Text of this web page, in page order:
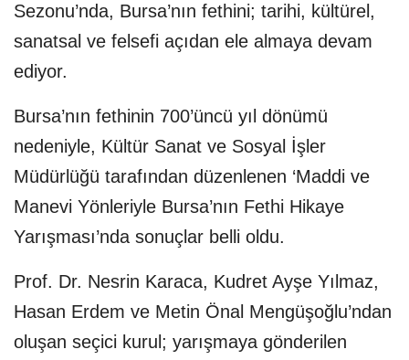
Sezonu’nda, Bursa’nın fethini; tarihi, kültürel,
sanatsal ve felsefi açıdan ele almaya devam
ediyor.
Bursa’nın fethinin 700’üncü yıl dönümü
nedeniyle, Kültür Sanat ve Sosyal İşler
Müdürlüğü tarafından düzenlenen ‘Maddi ve
Manevi Yönleriyle Bursa’nın Fethi Hikaye
Yarışması’nda sonuçlar belli oldu.
Prof. Dr. Nesrin Karaca, Kudret Ayşe Yılmaz,
Hasan Erdem ve Metin Önal Mengüşoğlu’ndan
oluşan seçici kurul; yarışmaya gönderilen